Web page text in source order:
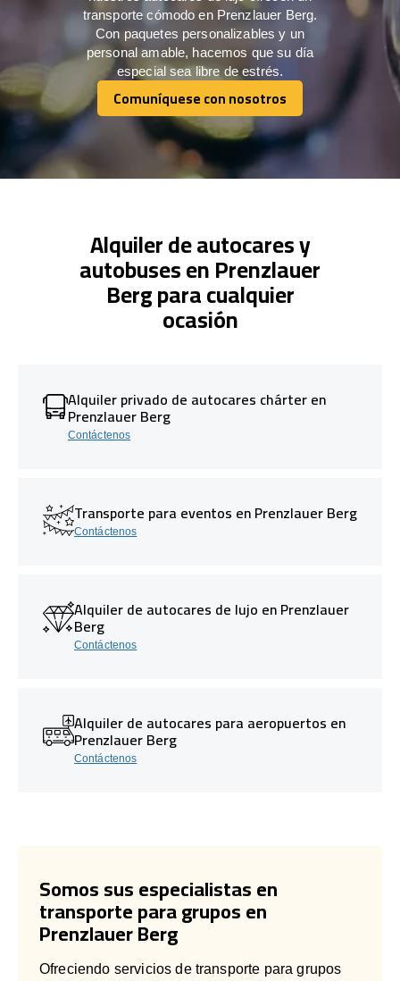
transporte cómodo en Prenzlauer Berg.
Con paquetes personalizables y un
personal amable, hacemos que su día
especial sea libre de estrés.
Comuníquese con nosotros
Comuníquese con nosotros
Alquiler de autocares y
autobuses en Prenzlauer
Berg para cualquier
ocasión
Alquiler privado de autocares chárter en
Prenzlauer Berg
Contáctenos
Transporte para eventos en Prenzlauer Berg
Contáctenos
Alquiler de autocares de lujo en Prenzlauer
Berg
Contáctenos
Alquiler de autocares para aeropuertos en
Prenzlauer Berg
Contáctenos
Somos sus especialistas en
transporte para grupos en
Prenzlauer Berg
Ofreciendo servicios de transporte para grupos